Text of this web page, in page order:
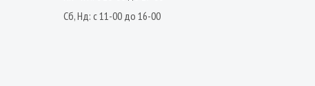
Сб, Нд: с 11-00 до 16-00